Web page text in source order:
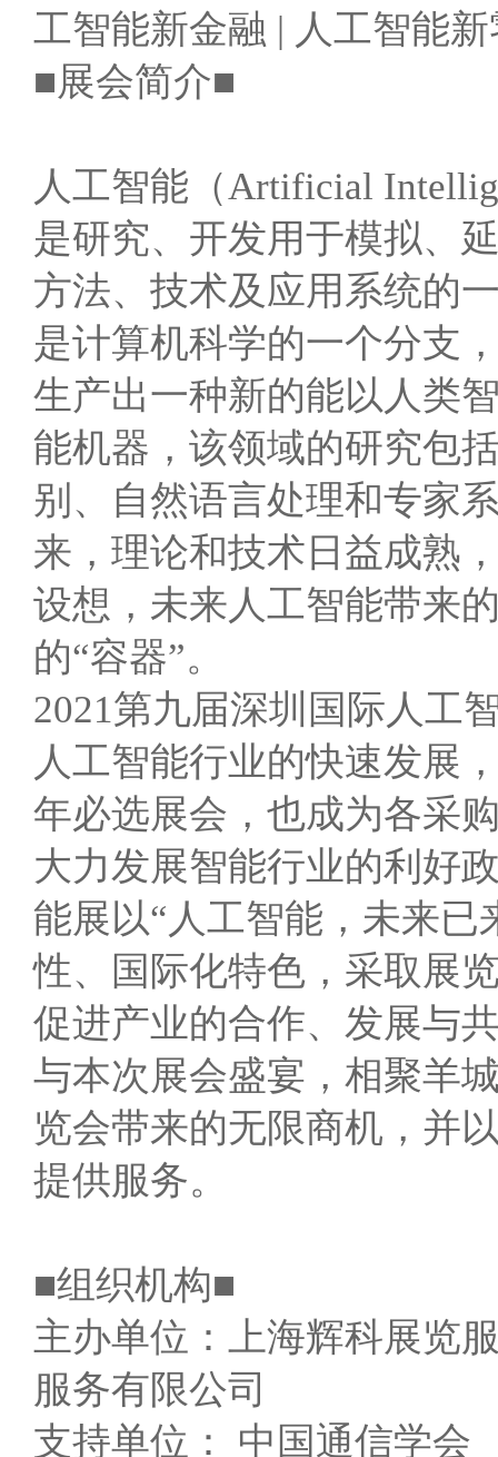
工智能新金融 | 人工智能
■展会简介■
人工智能（Artificial
是研究、开发用于模拟、
方法、技术及应用系统的
是计算机科学的一个分支
生产出一种新的能以人类
能机器，该领域的研究包
别、自然语言处理和专家
来，理论和技术日益成熟
设想，未来人工智能带来
的“容器”。
2021第九届深圳国际人工
人工智能行业的快速发展
年必选展会，也成为各采
大力发展智能行业的利好
能展以“人工智能，未来
性、国际化特色，采取展
促进产业的合作、发展与
与本次展会盛宴，相聚羊
览会带来的无限商机，并
提供服务。
■组织机构■
主办单位：上海辉科展览
服务有限公司
支持单位： 中国通信